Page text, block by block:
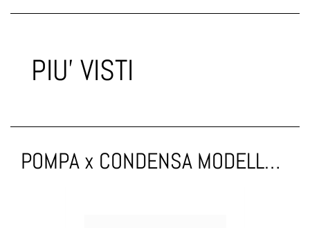
PIU' VISTI
POMPA x CONDENSA MODELLO MINI 7,5 l/h